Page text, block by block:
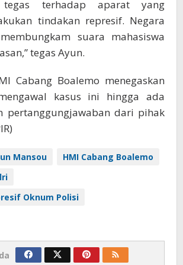
tegas terhadap aparat yang
tindakan represif. Negara
suara mahasiswa
tegas Ayun.
Cabang Boalemo menegaskan
kasus ini hingga ada
pertanggungjawaban dari pihak
Mansou
HMI Cabang Boalemo
Oknum Polisi